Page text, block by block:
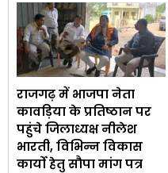
राजगढ़ में भाजपा नेता
कावड़िया के प्रतिष्ठान पर
पहुंचे जिलाध्यक्ष नीलेश
भारती, विभिन्न विकास
कार्यो हेतु सौपा मांग पत्र